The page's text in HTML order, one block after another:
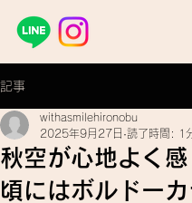
記事
秋空が心地よく
頃にはボルドー
withasmilehironobu
2025年9月27日 読了時間: 1